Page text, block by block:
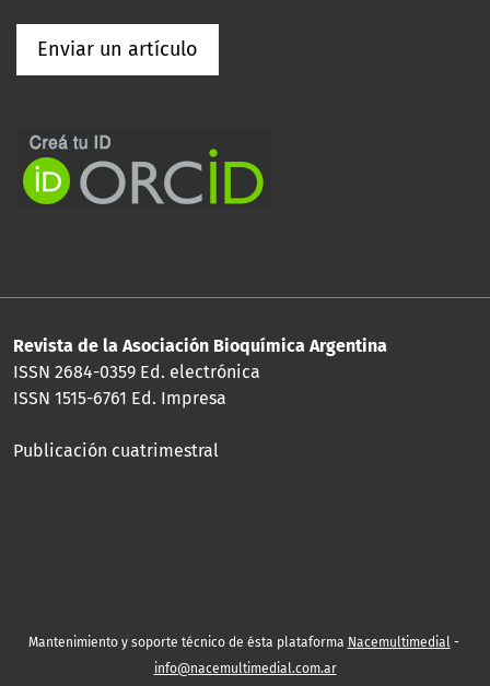
Enviar un artículo
Revista de la Asociación Bioquímica Argentina
ISSN 2684-0359 Ed. electrónica
ISSN 1515-6761 Ed. Impresa
Publicación cuatrimestral
Mantenimiento y soporte técnico de ésta plataforma Nacemultimedial-
info@nacemultimedial.com.ar